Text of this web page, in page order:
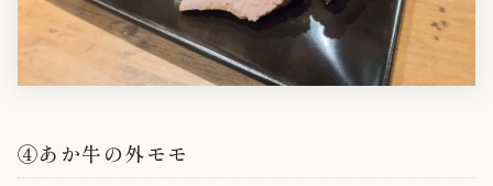
④あか牛の外モモ